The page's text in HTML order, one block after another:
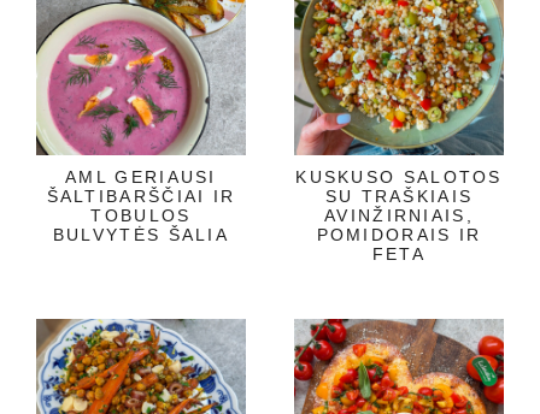
AML GERIAUSI
ŠALTIBARŠČIAI IR
TOBULOS
BULVYTĖS ŠALIA
KUSKUSO SALOTOS
SU TRAŠKIAIS
AVINŽIRNIAIS,
POMIDORAIS IR
FETA